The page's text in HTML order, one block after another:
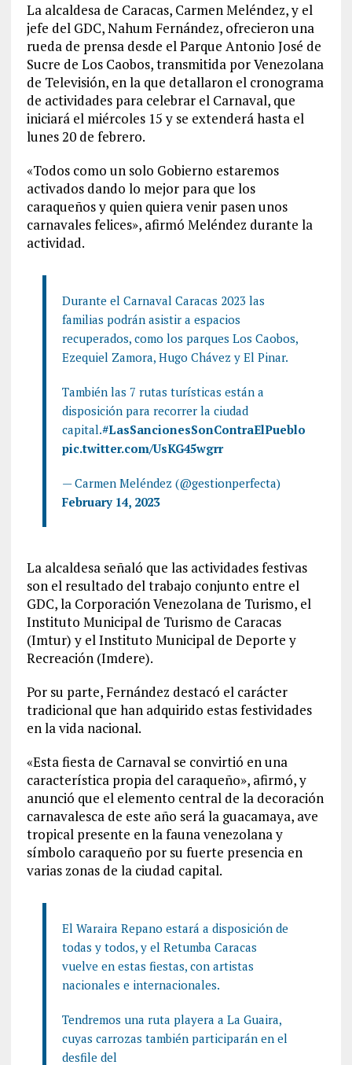
La alcaldesa de Caracas, Carmen Meléndez, y el
jefe del GDC, Nahum Fernández, ofrecieron una
rueda de prensa desde el Parque Antonio José de
Sucre de Los Caobos, transmitida por Venezolana
de Televisión, en la que detallaron el cronograma
de actividades para celebrar el Carnaval, que
iniciará el miércoles 15 y se extenderá hasta el
lunes 20 de febrero.
«Todos como un solo Gobierno estaremos
activados dando lo mejor para que los
caraqueños y quien quiera venir pasen unos
carnavales felices», afirmó Meléndez durante la
actividad.
Durante el Carnaval Caracas 2023 las
familias podrán asistir a espacios
recuperados, como los parques Los Caobos,
Ezequiel Zamora, Hugo Chávez y El Pinar.
También las 7 rutas turísticas están a
disposición para recorrer la ciudad
capital.#LasSancionesSonContraElPueblo
pic.twitter.com/UsKG45wgrr
— Carmen Meléndez (@gestionperfecta)
February 14, 2023
La alcaldesa señaló que las actividades festivas
son el resultado del trabajo conjunto entre el
GDC, la Corporación Venezolana de Turismo, el
Instituto Municipal de Turismo de Caracas
(Imtur) y el Instituto Municipal de Deporte y
Recreación (Imdere).
Por su parte, Fernández destacó el carácter
tradicional que han adquirido estas festividades
en la vida nacional.
«Esta fiesta de Carnaval se convirtió en una
característica propia del caraqueño», afirmó, y
anunció que el elemento central de la decoración
carnavalesca de este año será la guacamaya, ave
tropical presente en la fauna venezolana y
símbolo caraqueño por su fuerte presencia en
varias zonas de la ciudad capital.
El Waraira Repano estará a disposición de
todas y todos, y el Retumba Caracas
vuelve en estas fiestas, con artistas
nacionales e internacionales.
Tendremos una ruta playera a La Guaira,
cuyas carrozas también participarán en el
desfile del